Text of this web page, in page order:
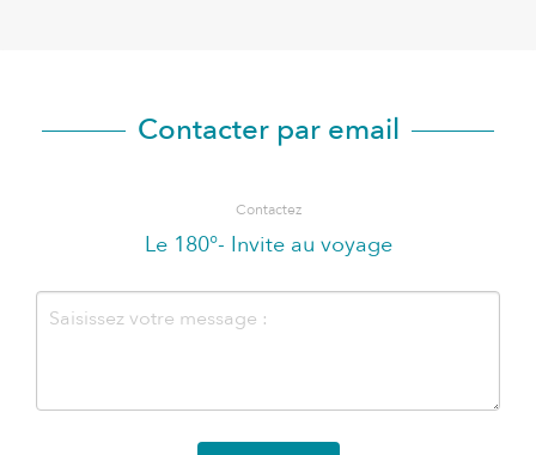
Contacter par email
Contactez
Le 180°- Invite au voyage